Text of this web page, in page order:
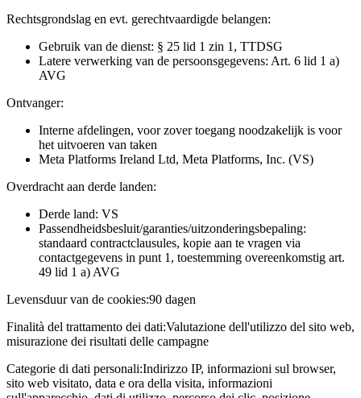
Rechtsgrondslag en evt. gerechtvaardigde belangen:
Gebruik van de dienst: § 25 lid 1 zin 1, TTDSG
Latere verwerking van de persoonsgegevens: Art. 6 lid 1 a)
AVG
Ontvanger:
Interne afdelingen, voor zover toegang noodzakelijk is voor
het uitvoeren van taken
Meta Platforms Ireland Ltd, Meta Platforms, Inc. (VS)
Overdracht aan derde landen:
Derde land: VS
Passendheidsbesluit/garanties/uitzonderingsbepaling:
standaard contractclausules, kopie aan te vragen via
contactgegevens in punt 1, toestemming overeenkomstig art.
49 lid 1 a) AVG
Levensduur van de cookies:90 dagen
Finalità del trattamento dei dati:Valutazione dell'utilizzo del sito web,
misurazione dei risultati delle campagne
Categorie di dati personali:Indirizzo IP, informazioni sul browser,
sito web visitato, data e ora della visita, informazioni